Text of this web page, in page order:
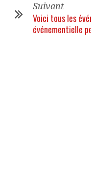
Suivant
Voici tous les
événementielle